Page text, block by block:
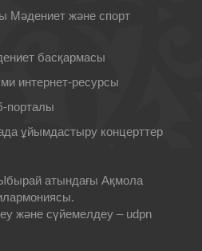
Мәдениет және спорт
басқармасы
интернет-ресурсы
порталы
ұйымдастыру концерттер
Ыбырай атындағы Ақмола
және сүйемелдеу – udpn